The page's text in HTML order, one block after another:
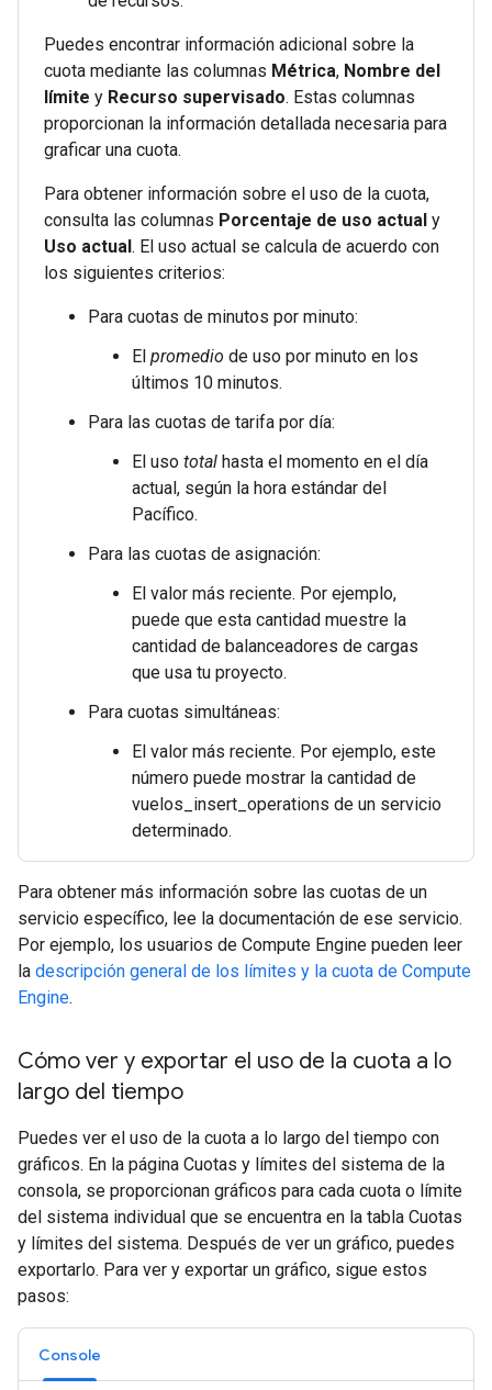
Puedes encontrar información adicional sobre la
cuota mediante las columnas Métrica, Nombre del
límite y Recurso supervisado. Estas columnas
proporcionan la información detallada necesaria para
graficar una cuota.
Para obtener información sobre el uso de la cuota,
consulta las columnas Porcentaje de uso actual y
Uso actual. El uso actual se calcula de acuerdo con
los siguientes criterios:
Para cuotas de minutos por minuto:
El promedio de uso por minuto en los
últimos 10 minutos.
Para las cuotas de tarifa por día:
El uso total hasta el momento en el día
actual, según la hora estándar del
Pacífico.
Para las cuotas de asignación:
El valor más reciente. Por ejemplo,
puede que esta cantidad muestre la
cantidad de balanceadores de cargas
que usa tu proyecto.
Para cuotas simultáneas:
El valor más reciente. Por ejemplo, este
número puede mostrar la cantidad de
vuelos_insert_operations de un servicio
determinado.
Para obtener más información sobre las cuotas de un
servicio específico, lee la documentación de ese servicio.
Por ejemplo, los usuarios de Compute Engine pueden leer
la descripción general de los límites y la cuota de Compute
Engine.
Cómo ver y exportar el uso de la cuota a lo
largo del tiempo
Puedes ver el uso de la cuota a lo largo del tiempo con
gráficos. En la página Cuotas y límites del sistema de la
consola, se proporcionan gráficos para cada cuota o límite
del sistema individual que se encuentra en la tabla Cuotas
y límites del sistema. Después de ver un gráfico, puedes
exportarlo. Para ver y exportar un gráfico, sigue estos
pasos:
Console